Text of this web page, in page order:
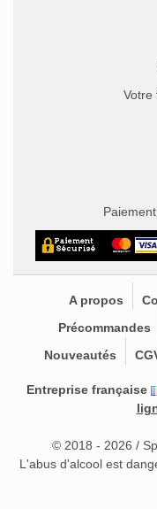
Votre
A propos
Précommandes
Nouveautés
Entreprise française
© 2018 - 2026 /
L'abus d'alcool est